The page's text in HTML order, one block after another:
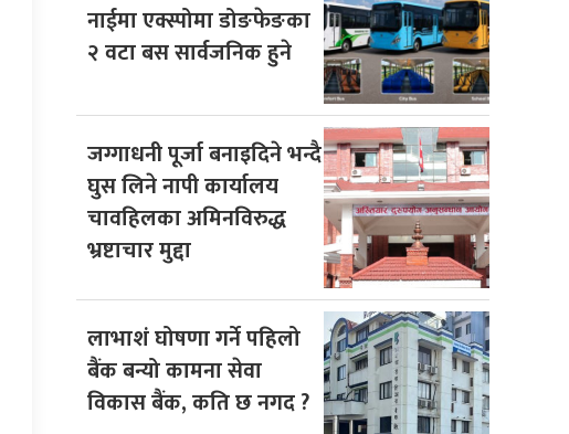
नाईमा एक्स्पोमा डोङफेङका
२ वटा बस सार्वजनिक हुने
जग्गाधनी पूर्जा बनाइदिने भन्दै
घुस लिने नापी कार्यालय
चावहिलका अमिनविरुद्ध
भ्रष्टाचार मुद्दा
लाभाशं घोषणा गर्ने पहिलो
बैंक बन्यो कामना सेवा
विकास बैंक, कति छ नगद ?